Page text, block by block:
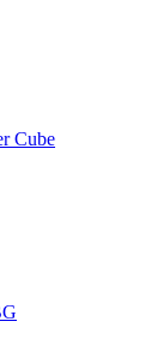
Cube